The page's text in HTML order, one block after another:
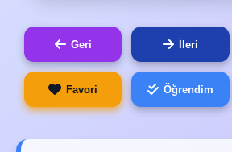
Geri İleri
Favori Öğrendim